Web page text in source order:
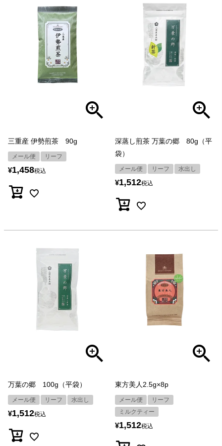
三重産 伊勢煎茶 90g
メール便 リーフ
¥1,458税込
深蒸し煎茶 万葉の郷 80g（平
袋）
メール便 リーフ 水出し
¥1,512税込
万葉の郷 100g（平袋）
メール便 リーフ 水出し
¥1,512税込
東方美人2.5g×8p
メール便
リーフ
ミルクティー
¥1,512税込